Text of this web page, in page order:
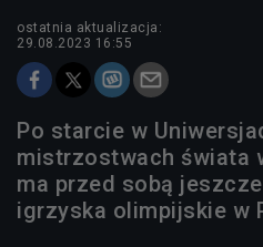
ostatnia aktualizacja:
29.08.2023 16:55
Po starcie w
mistrzostwach świata
ma przed sobą
igrzyska olimpijskie w